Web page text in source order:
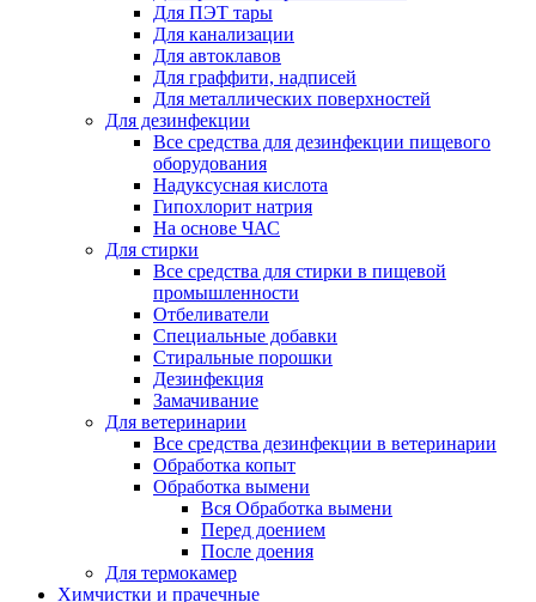
Для ПЭТ тары
Для канализации
Для автоклавов
Для граффити, надписей
Для металлических поверхностей
Для дезинфекции
Все средства для дезинфекции пищевого
оборудования
Надуксусная кислота
Гипохлорит натрия
На основе ЧАС
Для стирки
Все средства для стирки в пищевой
промышленности
Отбеливатели
Специальные добавки
Стиральные порошки
Дезинфекция
Замачивание
Для ветеринарии
Все средства дезинфекции в ветеринарии
Обработка копыт
Обработка вымени
Вся Обработка вымени
Перед доением
После доения
Для термокамер
Химчистки и прачечные